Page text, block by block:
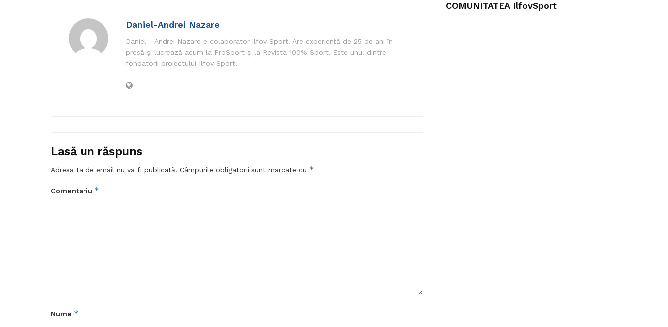
Daniel-Andrei Nazare
Daniel - Andrei Nazare e colaborator Ilfov Sport. Are experiență de 25 de ani în
presă și lucrează acum la ProSport și la Revista 100% Sport. Este unul dintre
fondatorii proiectului Ilfov Sport.
Lasă un răspuns
Adresa ta de email nu va fi publicată. Câmpurile obligatorii sunt marcate cu *
Comentariu *
Nume *
COMUNITATEA IlfovSport